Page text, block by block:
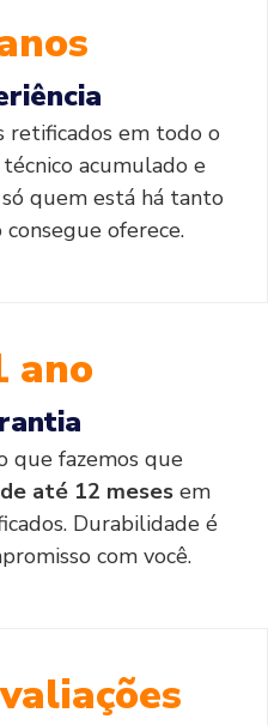
retificados em todo o
acumulado e
quem está há tanto
oferece.
ano
que fazemos que
até 12 meses em
Durabilidade é
com você.